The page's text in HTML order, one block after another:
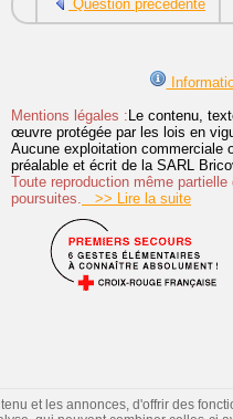
Question précédente
Mentions légales : Le contenu,
œuvre protégée par les lois en
Aucune exploitation commerciale
préalable et écrit de la SARL
Toute reproduction même
poursuites. >> Lire la suite
et les annonces, d'offrir des